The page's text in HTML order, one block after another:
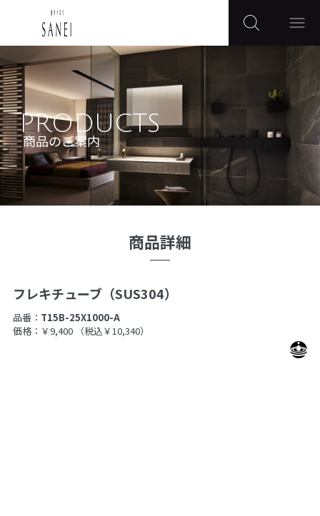
PRODUCTS
商品のご案内
商品詳細
フレキチューブ（SUS304）
品番： T15B-25X1000-A
価格：￥9,400
（税込￥10,340）